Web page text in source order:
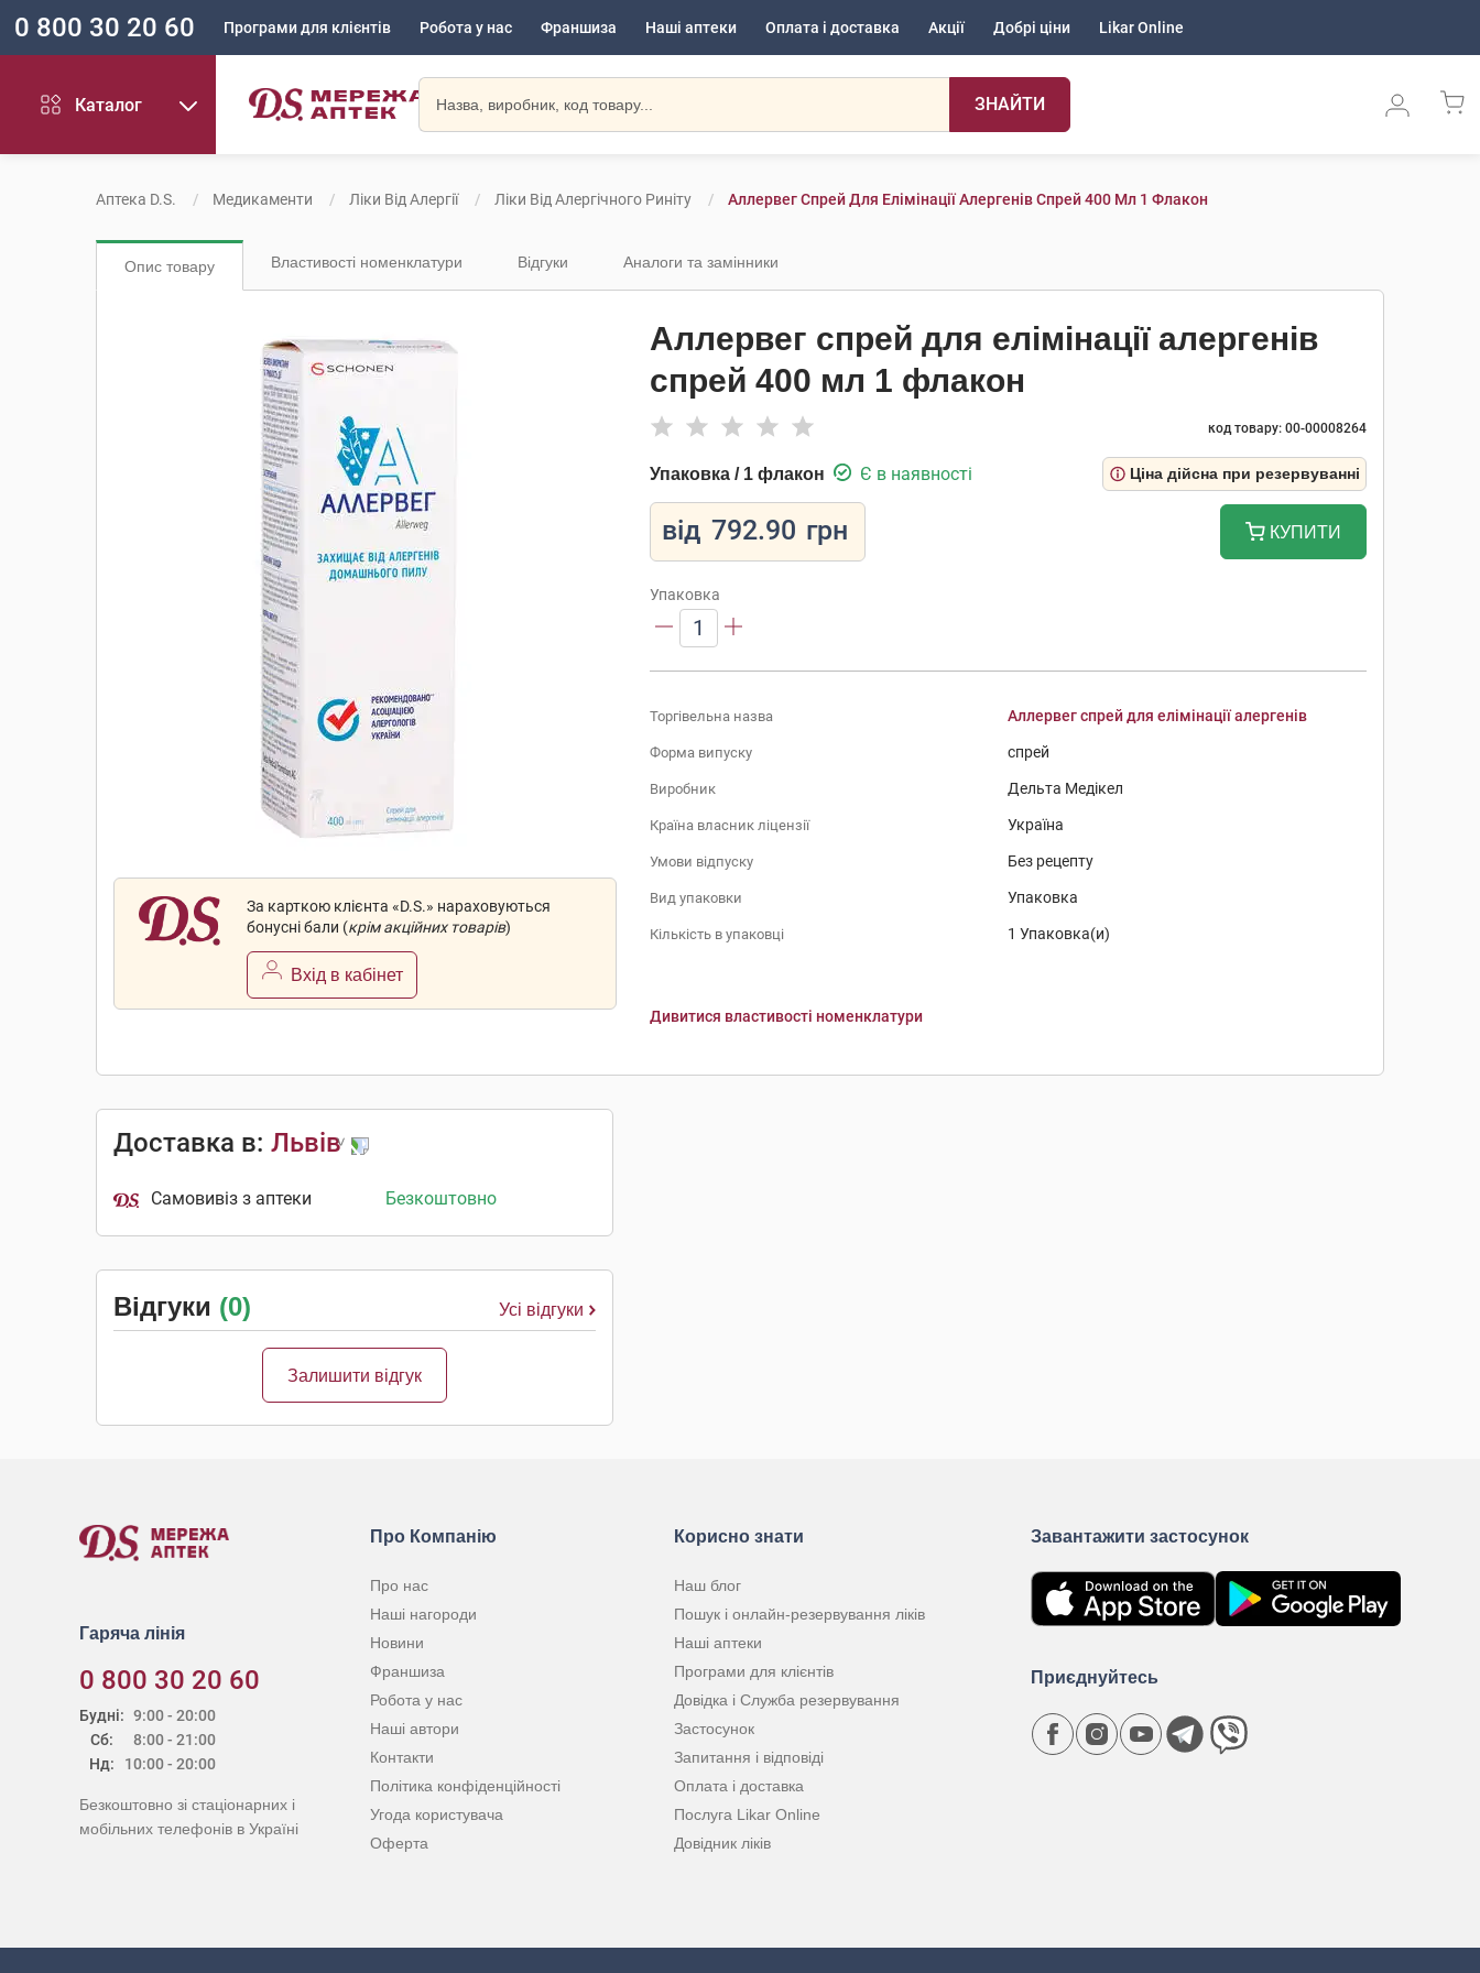
0 800 30 20 60 Програми для клієнтів Робота у нас Франшиза Наші аптеки Оплата і доставка Акції Добрі ціни Likar Online
Каталог ЗНАЙТИ
Аптека D.S. Медикаменти Ліки Від Алергії Ліки Від Алергічного Риніту Аллервег Спрей Для Елімінації Алергенів Спрей 400 Мл 1 Флакон
Опис товару Властивості номенклатури Відгуки Аналоги та замінники
За карткою клієнта «D.S.» нараховуються
бонусні бали (крім акційних товарів)
Вхід в кабінет
Аллервег спрей для елімінації алергенів
спрей 400 мл 1 флакон
код товару: 00-00008264
Упаковка / 1 флакон Є в наявності Ціна дійсна при резервуванні
від 792.90 грн КУПИТИ
Упаковка
1
Торгівельна назва Аллервег спрей для елімінації алергенів
Форма випуску спрей
Виробник Дельта Медікел
Країна власник ліцензії Україна
Умови відпуску Без рецепту
Вид упаковки Упаковка
Кількість в упаковці 1 Упаковка(и)
Дивитися властивості номенклатури
Доставка в: Львів
Самовивіз з аптеки Безкоштовно
Відгуки (0) Усі відгуки
Залишити відгук
Гаряча лінія
0 800 30 20 60
Будні:
Сб:
Нд:
9:00 - 20:00
8:00 - 21:00
10:00 - 20:00
Безкоштовно зі стаціонарних і
мобільних телефонів в Україні
Про Компанію
Про нас
Наші нагороди
Новини
Франшиза
Робота у нас
Наші автори
Контакти
Політика конфіденційності
Угода користувача
Оферта
Корисно знати
Наш блог
Пошук і онлайн-резервування ліків
Наші аптеки
Програми для клієнтів
Довідка і Служба резервування
Застосунок
Запитання і відповіді
Оплата і доставка
Послуга Likar Online
Довідник ліків
Завантажити застосунок
Приєднуйтесь